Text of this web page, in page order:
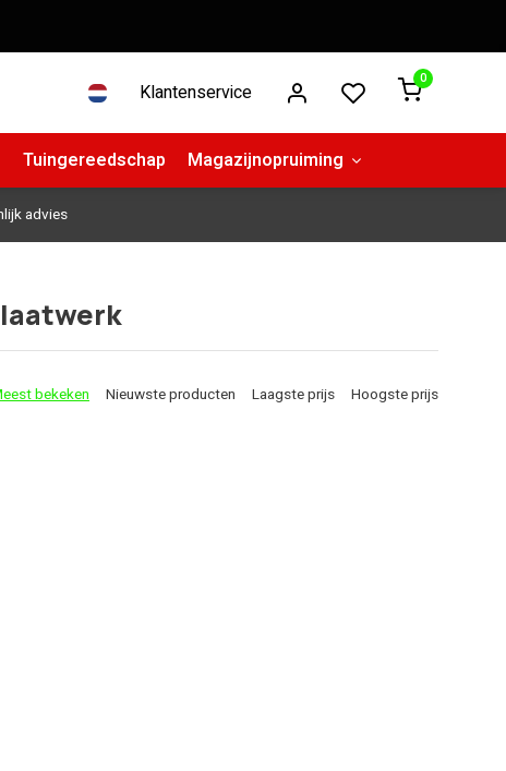
Klantenservice
0
Tuingereedschap Magazijnopruiming
advies
bekeken Nieuwste producten Laagste prijs Hoogste prijs